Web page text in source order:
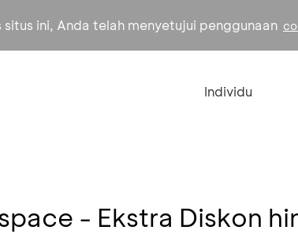
situs ini, Anda telah menyetujui penggunaan
Individu
- Ekstra Diskon